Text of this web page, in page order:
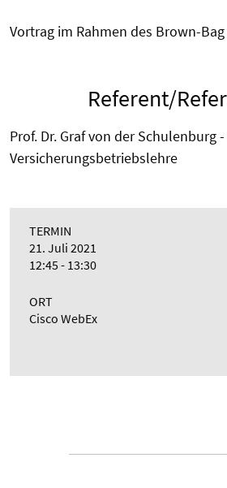
Vortrag im Rahmen des Brown-
Referent/
Prof. Dr. Graf von der Schulenburg
Versicherungsbetriebslehre
TERMIN
21. Juli 2021
12:45 - 13:30
ORT
Cisco WebEx